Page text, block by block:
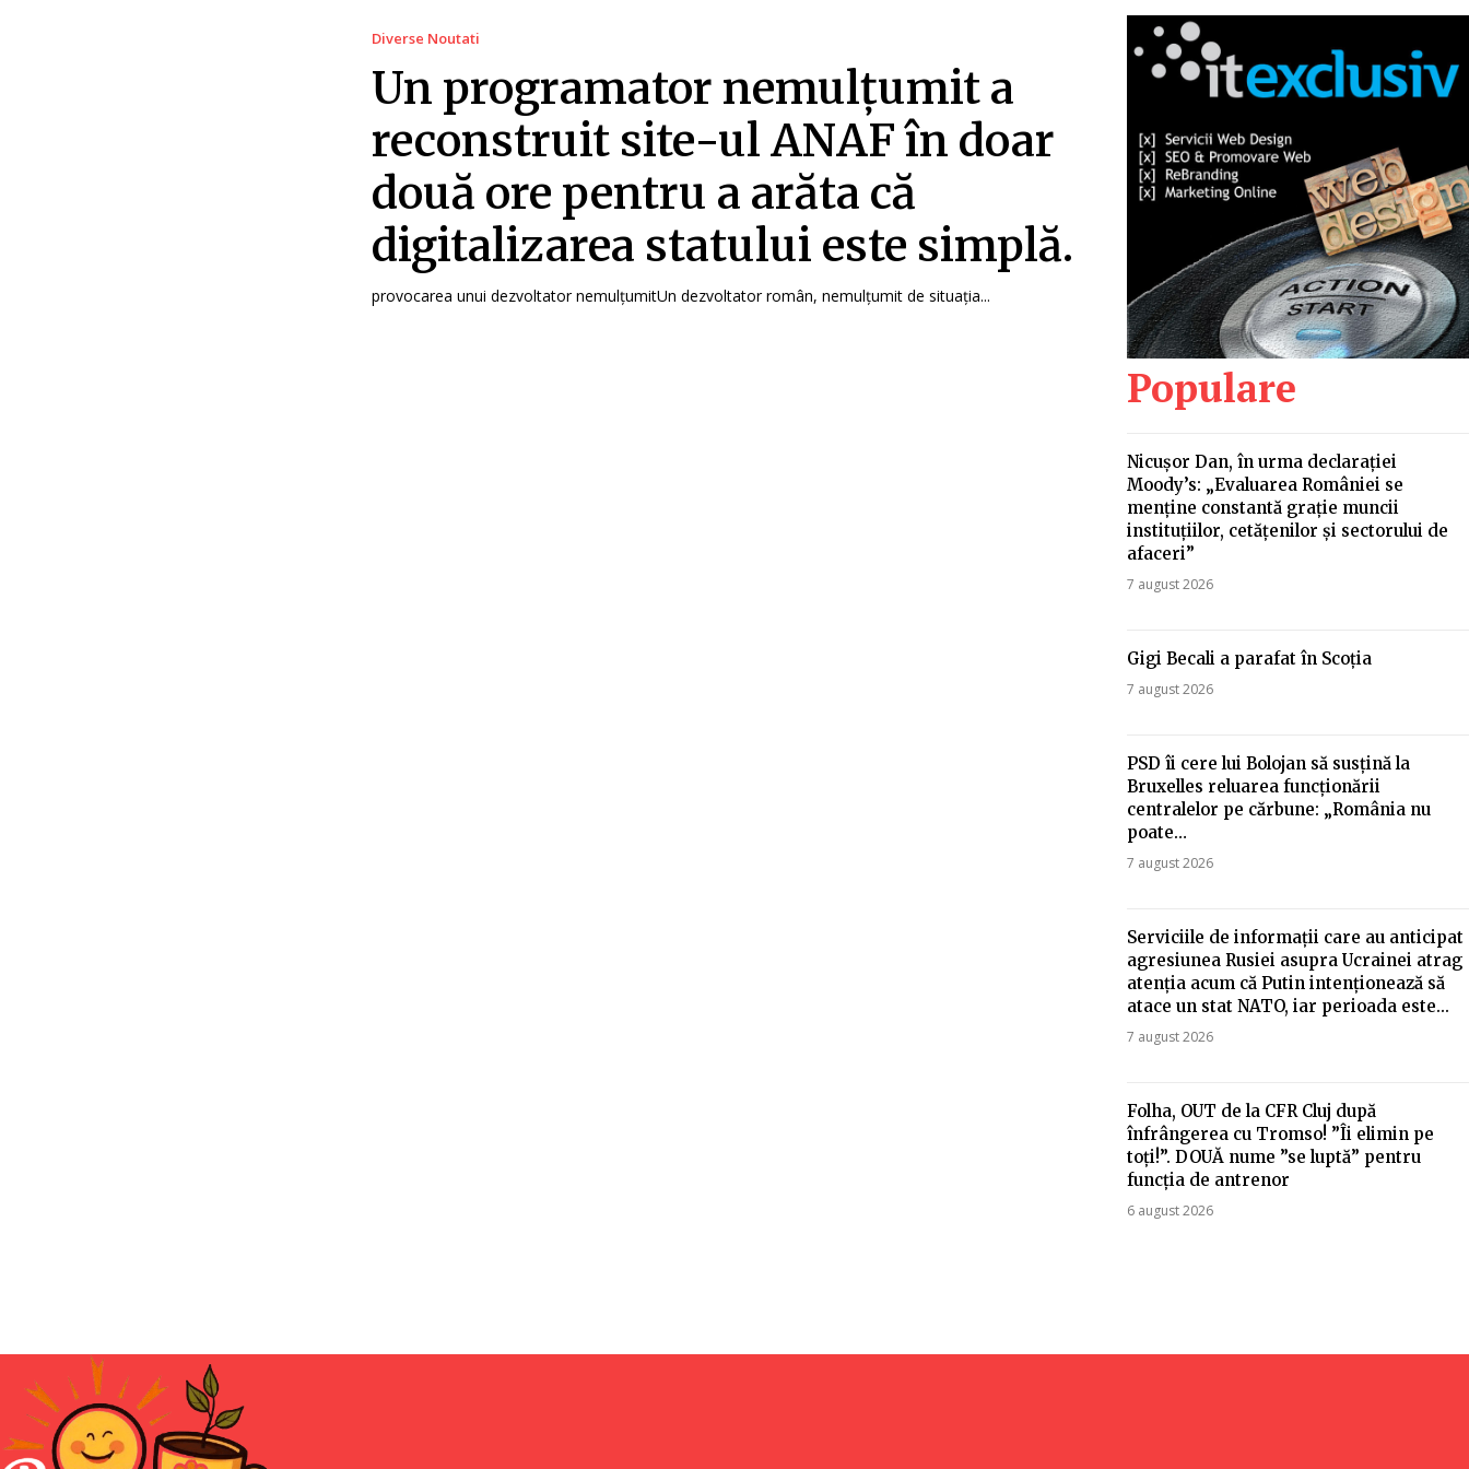
Diverse Noutati
Un programator nemulțumit a
reconstruit site-ul ANAF în doar
două ore pentru a arăta că
digitalizarea statului este simplă.
provocarea unui dezvoltator nemulțumitUn dezvoltator român, nemulțumit de situația...
Populare
Nicușor Dan, în urma declarației
Moody’s: „Evaluarea României se
menține constantă grație muncii
instituțiilor, cetățenilor și sectorului de
afaceri”
7 august 2026
Gigi Becali a parafat în Scoția
7 august 2026
PSD îi cere lui Bolojan să susțină la
Bruxelles reluarea funcționării
centralelor pe cărbune: „România nu
poate…
7 august 2026
Serviciile de informații care au anticipat
agresiunea Rusiei asupra Ucrainei atrag
atenția acum că Putin intenționează să
atace un stat NATO, iar perioada este...
7 august 2026
Folha, OUT de la CFR Cluj după
înfrângerea cu Tromso! ”Îi elimin pe
toți!”. DOUĂ nume ”se luptă” pentru
funcția de antrenor
6 august 2026